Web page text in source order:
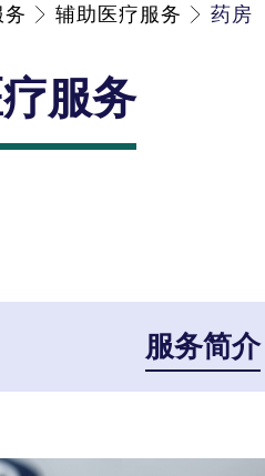
辅助医疗服务 药房
服务
服务简介